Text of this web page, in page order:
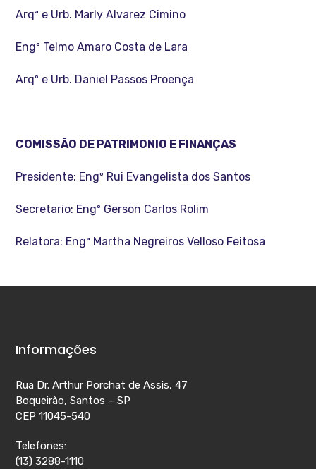
Arqª e Urb. Marly Alvarez Cimino
Engº Telmo Amaro Costa de Lara
Arqº e Urb. Daniel Passos Proença
COMISSÃO DE PATRIMONIO E FINANÇAS
Presidente: Engº Rui Evangelista dos Santos
Secretario: Engº Gerson Carlos Rolim
Relatora: Engª Martha Negreiros Velloso Feitosa
Informações
Rua Dr. Arthur Porchat de Assis, 47
Boqueirão, Santos – SP
CEP 11045-540
Telefones:
(13) 3288-1110